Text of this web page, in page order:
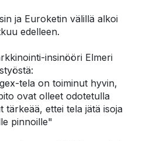
ja Euroketin välillä alkoi
edelleen.
insinööri Elmeri
tela on toiminut hyvin,
ovat olleet odotetulla
tärkeää, ettei tela jätä isoja
pinnoille"